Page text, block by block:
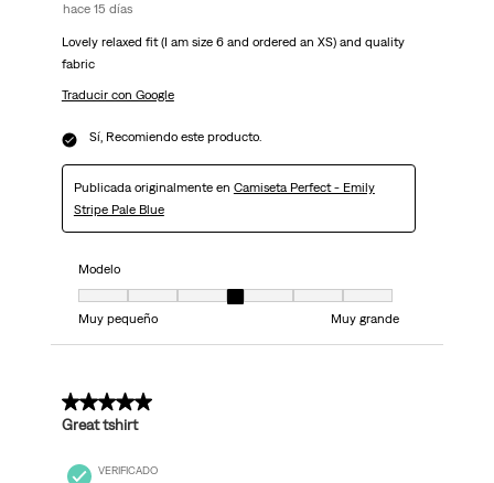
hace 15 días
Lovely relaxed fit (I am size 6 and ordered an XS) and quality
fabric
Traducir con Google
Sí, Recomiendo este producto.
Publicada originalmente en Camiseta Perfect - Emily
Stripe Pale Blue
Modelo
Modelo, 4 de 7, donde 1 es igual a Muy pequeño y 7 es igual a Muy
Muy pequeño
Muy grande
5 de 5 estrellas.
Great tshirt
VERIFICADO